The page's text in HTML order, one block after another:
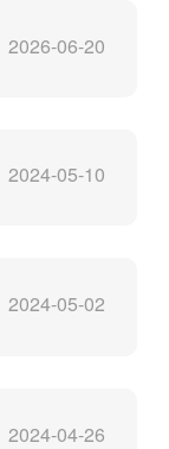
2026-06-20
2024-05-10
2024-05-02
2024-04-26